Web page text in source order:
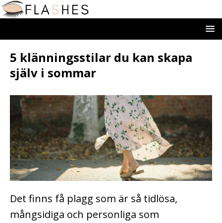
5 klänningsstilar du kan skapa
själv i sommar
Det finns få plagg som är så tidlösa,
mångsidiga och personliga som